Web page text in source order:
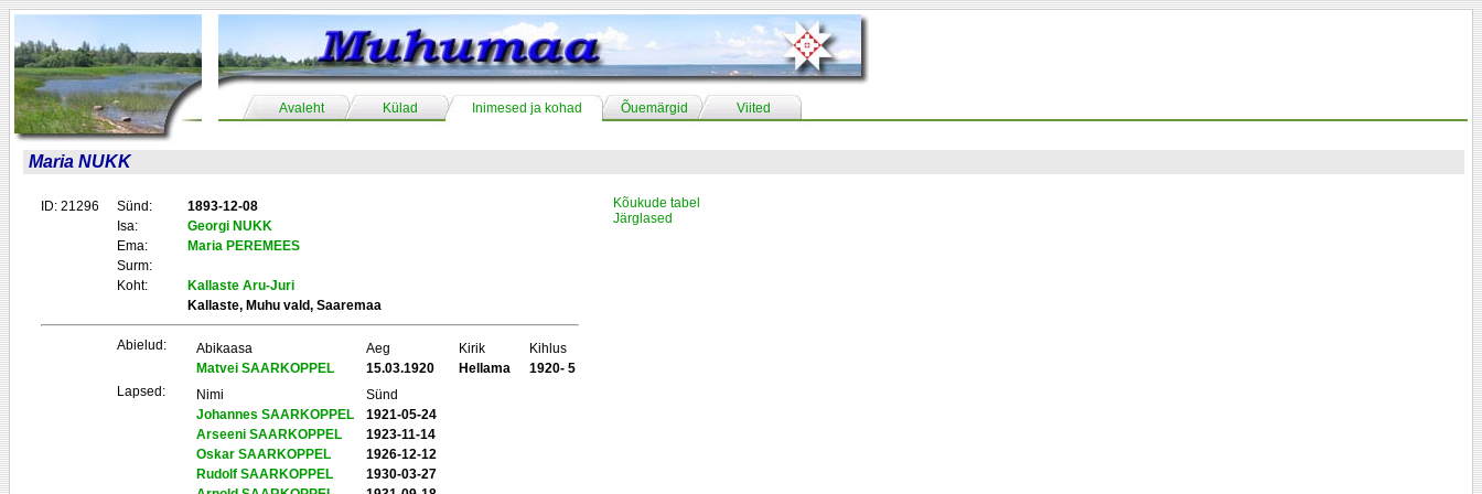
Avaleht Külad Inimesed ja kohad Õuemärgid Viited
Maria NUKK
ID: 21296 Sünd:
1893-12-08
Isa:
Georgi NUKK
Ema:
Maria PEREMEES
Surm:
Koht:
Kallaste Aru-Juri
Kallaste, Muhu vald, Saaremaa
Abielud: Abikaasa Aeg Kirik
Kihlus
Matvei SAARKOPPEL
15.03.1920 Hellama
1920- 5
Lapsed:
Nimi
Sünd
Johannes SAARKOPPEL
1921-05-24
Arseeni SAARKOPPEL
1923-11-14
Oskar SAARKOPPEL
1926-12-12
Rudolf SAARKOPPEL
1930-03-27
Kõukude tabel
Järglased